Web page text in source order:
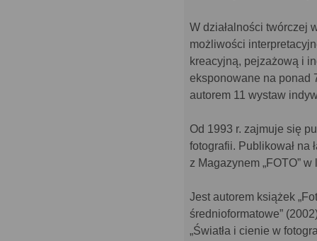
W działalności twórczej
możliwości
kreacyjną, pejzażową i
eksponowane na ponad
autorem 11 wystaw
Od 1993 r. zajmuje się
fotografii. Publikował na
z Magazynem „FOTO”
Jest autorem książek
średnioformatowe”
„Światła i cienie w